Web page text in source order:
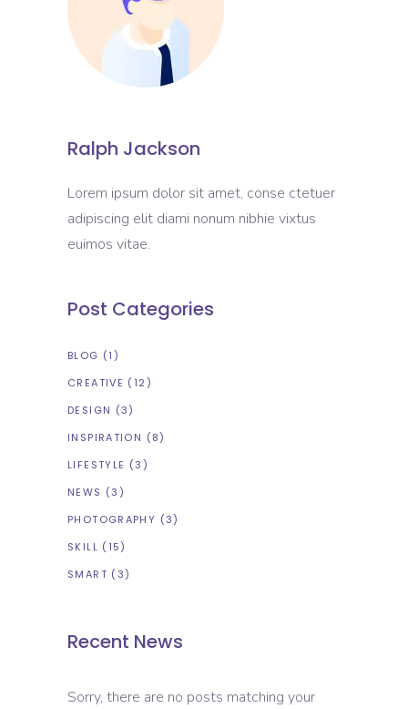
Ralph Jackson
Lorem ipsum dolor sit amet, conse ctetuer
adipiscing elit diami nonum nibhie vixtus
euimos vitae.
Post Categories
BLOG (1)
CREATIVE (12)
DESIGN (3)
INSPIRATION (8)
LIFESTYLE (3)
NEWS (3)
PHOTOGRAPHY (3)
SKILL (15)
SMART (3)
Recent News
Sorry, there are no posts matching your